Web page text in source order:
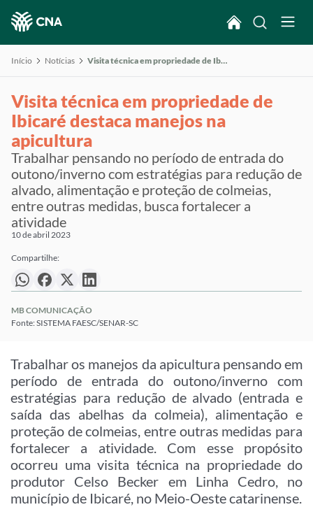
Início Notícias Visita técnica em propriedade de Ibicaré destaca manejos na apicultura
Visita técnica em propriedade de
Ibicaré destaca manejos na
apicultura
Trabalhar pensando no período de entrada do
outono/inverno com estratégias para redução de
alvado, alimentação e proteção de colmeias,
entre outras medidas, busca fortalecer a
atividade
10 de abril 2023
Compartilhe:
MB COMUNICAÇÃO
Fonte: SISTEMA FAESC/SENAR-SC
Trabalhar os manejos da apicultura pensando em
período de entrada do outono/inverno com
estratégias para redução de alvado (entrada e
saída das abelhas da colmeia), alimentação e
proteção de colmeias, entre outras medidas para
fortalecer a atividade. Com esse propósito
ocorreu uma visita técnica na propriedade do
produtor Celso Becker em Linha Cedro, no
município de Ibicaré, no Meio-Oeste catarinense.